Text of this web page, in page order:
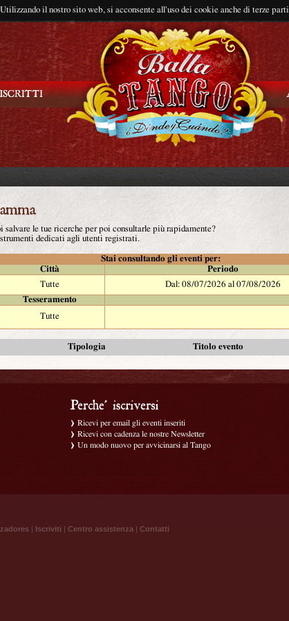
Utilizzando il nostro sito web, si acconsente all'uso dei cookie anche di terze parti
le tue ricerche per poi consultarle più rapidamente?
dedicati agli utenti registrati.
Stai consultando gli eventi per:
Città Periodo
Tutte Dal: 08/07/2026 al 07/08/2026
Tesseramento
Tutte
Tipologia Titolo evento
Ricevi per email gli eventi inseriti
Ricevi con cadenza le nostre Newsletter
Un modo nuovo per avvicinarsi al Tango
| Iscriviti | Centro assistenza | Contatti